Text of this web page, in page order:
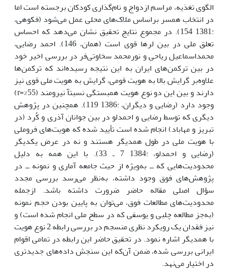
الگوی تغذیه، مراسم ازدواج و نام‌گذاری کودکان برجسته است اما
در انتخاب همسر براساس ملاک‌های محلی عمل می‌شود (فکوهی،
:1381 154). در مجموع نتایج تحقیق نشان می‌دهد که احساس
تعلق ملی در بین لرها قوی است (همان، 146). احمد رضایی،
محمداسماعیل ریاحی و نورمحمد سخاوتی‌فر در بررسی اخیر خود
در بین ترکمن‌های ایران به این نتیجه رسیده‌اند که ترکمن‌ها
علاوه‌بر گرایش بالا به هویت قومی، گرایش به هویت ملی قوی نیز
دارند و بین این دو نوع هویت همبستگی نسبتآ نیرومند (55%=r)
وجود دارد (رضایی و دیگران، :1386 119). همچنین در پژوهش
دیگری که توسط رضایی و احمدلو در بین جوانان آذری و کُرد (در
تبریز و مهاباد) انجام شده است تأیید شده که هویت‌های فروملی
با هویت ملی در طول همدیگر هستند و نه در عرض یکدیگر
(رضایی و احمدلو، :1384 7 ـ 33). با این همه به دلیل
محدودیت‌هایی که ــ به‌ویژه از حیث جامعه آماری و نمونه ــ در
پژوهش‌های فوق وجود داشته، به‌نظر می‌رسد بررسی مجدد
سؤال اصلی مقاله حاضر ضرورت داشته باشد. ازجمله
محدودیت‌های مطالعات فوق، می‌توان به پایین بودن حجم نمونه
(به‌جز مطالعه چلبی و یوسفی که در سطح ملی انجام شده است) و
نیز فقدان یک رویکرد نظری منسجم در بررسی رابطه 2 نوع هویت
با همدیگر اشاره نمود. در تحقیق حاضر این رابطه در تمامی اقوام
ایرانی بررسی شده، ضمن آن‌که این سنجش داده‌های جدیدتری
در اختیار می‌نهد.